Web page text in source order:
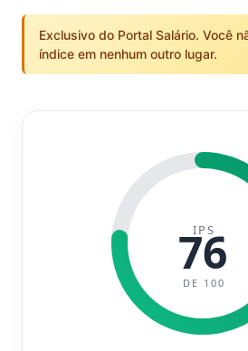
Exclusivo do Portal Salário. Você
índice em nenhum outro lugar.
IPS
76
DE 100